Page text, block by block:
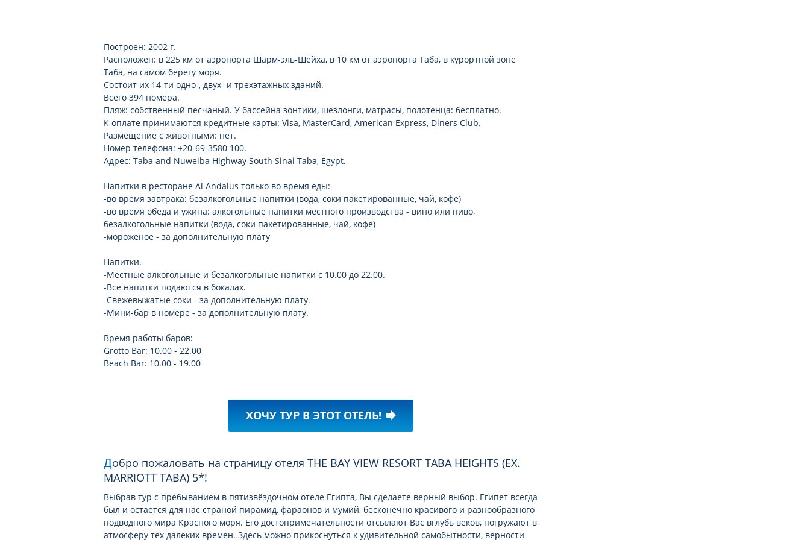
Построен: 2002 г.
Расположен: в 225 км от аэропорта Шарм-эль-Шейха, в 10 км от аэропорта Таба, в курортной зоне
Таба, на самом берегу моря.
Состоит их 14-ти одно-, двух- и трехэтажных зданий.
Всего 394 номера.
Пляж: cобственный песчаный. У бассейна зонтики, шезлонги, матрасы, полотенца: бесплатно.
К оплате принимаются кредитные карты: Visa, MasterCard, American Express, Diners Club.
Размещение с животными: нет.
Номер телефона: +20-69-3580 100.
Адрес: Taba and Nuweiba Highway South Sinai Taba, Egypt.
Напитки в ресторане Al Andalus только во время еды:
-во время завтрака: безалкогольные напитки (вода, соки пакетированные, чай, кофе)
-во время обеда и ужина: алкогольные напитки местного производства - вино или пиво,
безалкогольные напитки (вода, соки пакетированные, чай, кофе)
-мороженое - за дополнительную плату
Напитки.
-Местные алкогольные и безалкогольные напитки с 10.00 до 22.00.
-Все напитки подаются в бокалах.
-Свежевыжатые соки - за дополнительную плату.
-Мини-бар в номере - за дополнительную плату.
Время работы баров:
Grotto Bar: 10.00 - 22.00
Beach Bar: 10.00 - 19.00
ХОЧУ ТУР В ЭТОТ ОТЕЛЬ! forward
Добро пожаловать на страницу отеля THE BAY VIEW RESORT TABA HEIGHTS (EX.
MARRIOTT TABA) 5*!
Выбрав тур с пребыванием в пятизвёздочном отеле Египта, Вы сделаете верный выбор. Египет всегда
был и остается для нас страной пирамид, фараонов и мумий, бесконечно красивого и разнообразного
подводного мира Красного моря. Его достопримечательности отсылают Вас вглубь веков, погружают в
атмосферу тех далеких времен. Здесь можно прикоснуться к удивительной самобытности, верности